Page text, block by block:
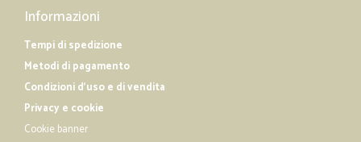
Informazioni
Tempi di spedizione
Metodi di pagamento
Condizioni d'uso e di vendita
Privacy e cookie
Cookie banner